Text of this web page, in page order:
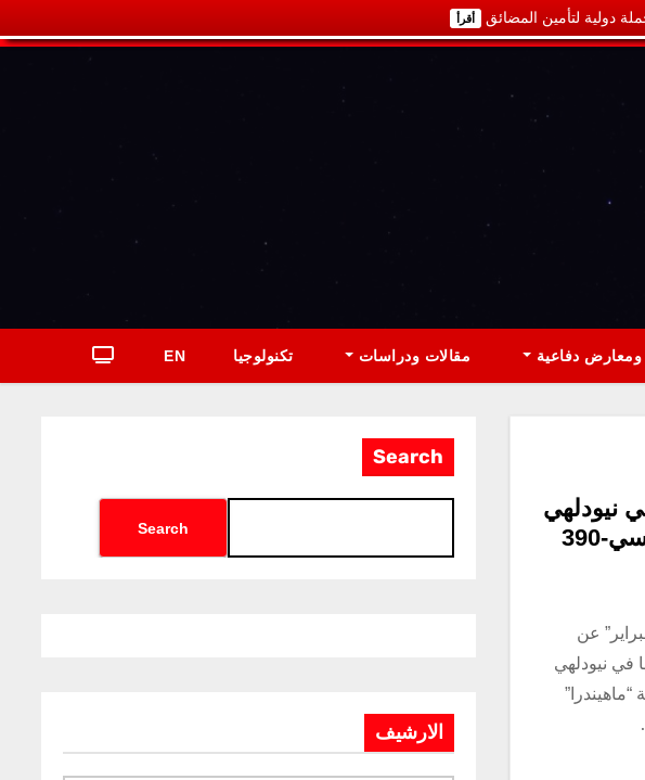
دولية لتأمين المضائق أقرأ
دفاعية مقالات ودراسات تكنولوجيا EN
نيودلهي
وتوقع اتفاقية للترويج لطائرة “سي-390
عن
في نيودلهي
Search
Search
الارشيف